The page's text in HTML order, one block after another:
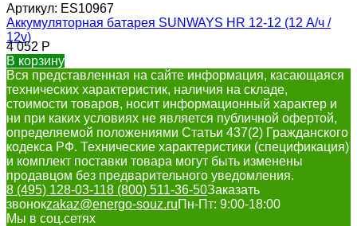
Артикул: ES10967
Аккумуляторная батарея SUNWAYS HR 12-12 (12 А/ч /
12v)
4 052 Р
В корзину
Вся представленная на сайте информация, касающаяся
технических характеристик, наличия на складе,
стоимости товаров, носит информационный характер и
ни при каких условиях не является публичной офертой,
определяемой положениями Статьи 437(2) Гражданского
кодекса РФ. Технические характеристики (спецификация)
и комплект поставки товара могут быть изменены
продавцом без предварительного уведомления.
8 (495) 128-03-118 (800) 511-36-50Заказать
звонокzakaz@energo-souz.ruПн-Пт: 9:00-18:00
Мы в соц.сетях